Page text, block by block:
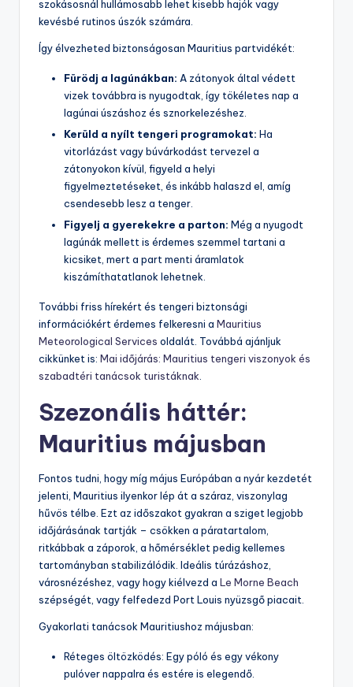
szokásosnál hullámosabb lehet kisebb hajók vagy
kevésbé rutinos úszók számára.
Így élvezheted biztonságosan Mauritius partvidékét:
Fürödj a lagúnákban: A zátonyok által védett
vizek továbbra is nyugodtak, így tökéletes nap a
lagúnai úszáshoz és sznorkelezéshez.
Kerüld a nyílt tengeri programokat: Ha
vitorlázást vagy búvárkodást tervezel a
zátonyokon kívül, figyeld a helyi
figyelmeztetéseket, és inkább halaszd el, amíg
csendesebb lesz a tenger.
Figyelj a gyerekekre a parton: Még a nyugodt
lagúnák mellett is érdemes szemmel tartani a
kicsiket, mert a part menti áramlatok
kiszámíthatatlanok lehetnek.
További friss hírekért és tengeri biztonsági
információkért érdemes felkeresni a Mauritius
Meteorological Services oldalát. Továbbá ajánljuk
cikkünket is: Mai időjárás: Mauritius tengeri viszonyok és
szabadtéri tanácsok turistáknak.
Szezonális háttér:
Mauritius májusban
Fontos tudni, hogy míg május Európában a nyár kezdetét
jelenti, Mauritius ilyenkor lép át a száraz, viszonylag
hűvös télbe. Ezt az időszakot gyakran a sziget legjobb
időjárásának tartják – csökken a páratartalom,
ritkábbak a záporok, a hőmérséklet pedig kellemes
tartományban stabilizálódik. Ideális túrázáshoz,
városnézéshez, vagy hogy kiélvezd a Le Morne Beach
szépségét, vagy felfedezd Port Louis nyüzsgő piacait.
Gyakorlati tanácsok Mauritiushoz májusban:
Réteges öltözködés: Egy póló és egy vékony
pulóver nappalra és estére is elegendő.